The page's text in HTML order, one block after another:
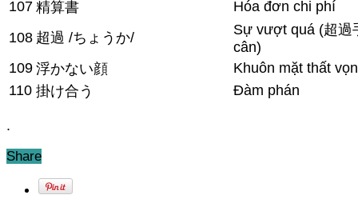
107 精算書
Hóa đơn chi phí
108 超過 /ちょうか/
Sự vượt quá (超過
cân)
109 浮かない顔
Khuôn mặt thất
110 掛け合う Đàm phán
.
Share